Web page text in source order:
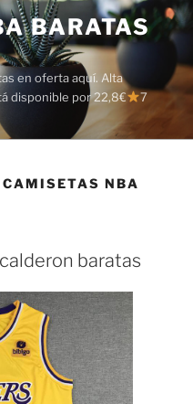
BARATAS
en oferta aquí. Alta
disponible por 22,8€
7
NBA
baratas